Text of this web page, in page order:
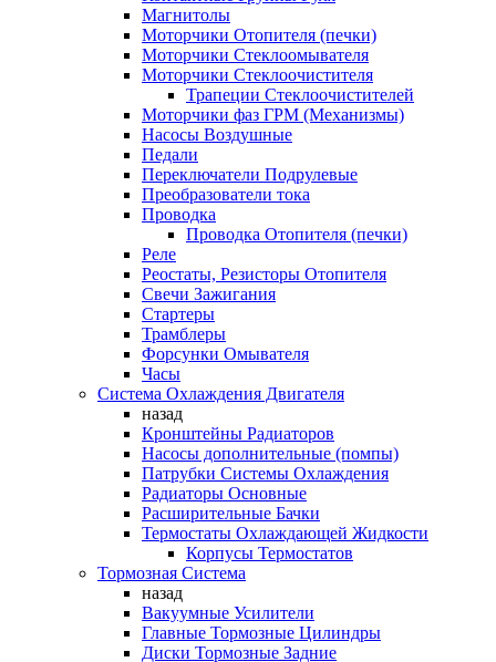
Магнитолы
Моторчики Отопителя (печки)
Моторчики Стеклоомывателя
Моторчики Стеклоочистителя
Трапеции Стеклоочистителей
Моторчики фаз ГРМ (Механизмы)
Насосы Воздушные
Педали
Переключатели Подрулевые
Преобразователи тока
Проводка
Проводка Отопителя (печки)
Реле
Реостаты, Резисторы Отопителя
Свечи Зажигания
Стартеры
Трамблеры
Форсунки Омывателя
Часы
Система Охлаждения Двигателя
назад
Кронштейны Радиаторов
Насосы дополнительные (помпы)
Патрубки Системы Охлаждения
Радиаторы Основные
Расширительные Бачки
Термостаты Охлаждающей Жидкости
Корпусы Термостатов
Тормозная Система
назад
Вакуумные Усилители
Главные Тормозные Цилиндры
Диски Тормозные Задние